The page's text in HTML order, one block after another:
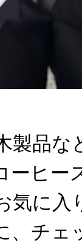
製品な
ーヒー
気に入
、チェ